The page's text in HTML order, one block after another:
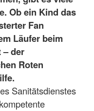
Ob ein Kind das
Fan
Läufer beim
– der
Roten
Sanitätsdienstes